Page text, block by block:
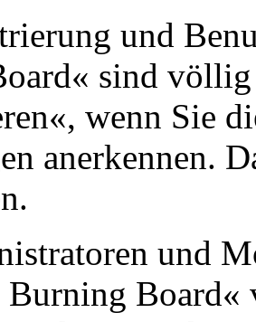
und
sind
wenn Sie
anerkennen.
und
Board«